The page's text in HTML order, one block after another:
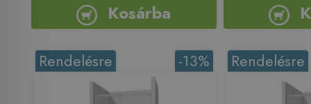
Kosárba
-13%
Rendelésre Rendelésre